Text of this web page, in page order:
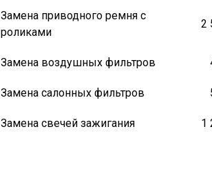
Замена приводного ремня с
роликами
2
Замена воздушных фильтров
Замена салонных фильтров
Замена свечей зажигания 1